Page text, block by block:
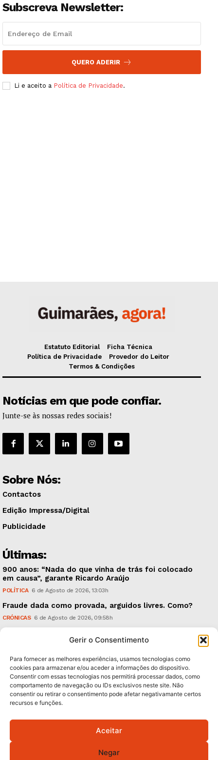
Institucional
Artigos
Edição Digital
Gerir o Consentimento
Para fornecer as melhores experiências, usamos tecnologias como
cookies para armazenar e/ou aceder a informações do dispositivo.
Consentir com essas tecnologias nos permitirá processar dados, como
comportamento de navegação ou IDs exclusivos neste site. Não
consentir ou retirar o consentimento pode afetar negativamante certos
recursos e funções.
Aceitar
Negar
Subscreva Newsletter:
QUERO ADERIR
Li e aceito a Política de Privacidade.
Estatuto Editorial
Ficha Técnica
Política de Privacidade
Provedor do Leitor
Termos & Condições
Notícias em que pode confiar.
Junte-se às nossas redes sociais!
Sobre Nós:
Contactos
Edição Impressa/Digital
Publicidade
Últimas:
900 anos: “Nada do que vinha de trás foi colocado
em causa”, garante Ricardo Araújo
POLÍTICA 6 de Agosto de 2026, 13:03h
Fraude dada como provada, arguidos livres. Como?
CRÓNICAS 6 de Agosto de 2026, 09:58h
Subscreva Newsletter:
QUERO ADERIR